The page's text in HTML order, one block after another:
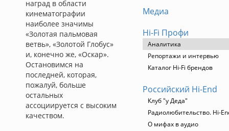
наград в области
кинематографии
наиболее значимы
«Золотая пальмовая
ветвь», «Золотой Глобус»
и, конечно же, «Оскар».
Остановимся на
последней, которая,
пожалуй, больше
остальных
ассоциируется с высоким
качеством.
Медиа
Hi-Fi Профи
Аналитика
Репортажи и интервью
Каталог Hi-Fi брендов
Российский Hi-End
Клуб "у Деда"
Радиолюбительство. Hi-
О мифах в аудио